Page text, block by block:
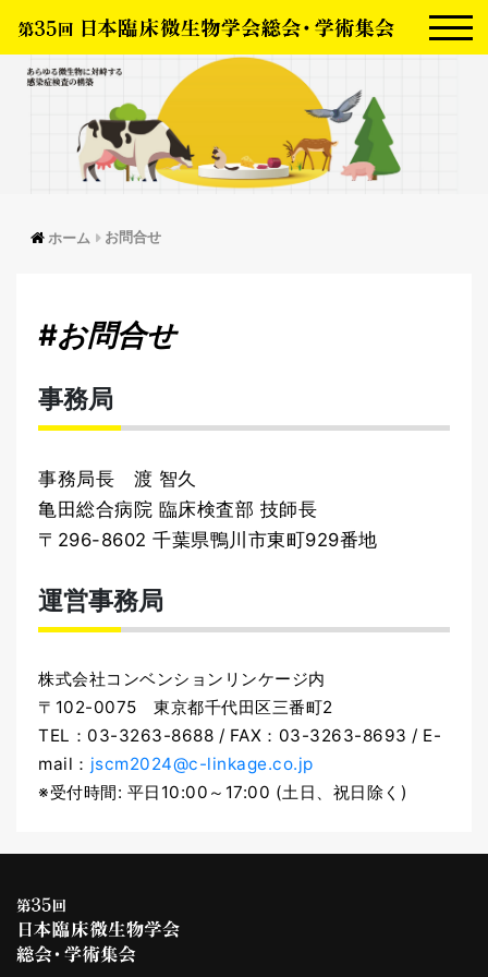
ホーム お問合せ
#お問合せ
事務局
事務局長 渡 智久
亀田総合病院 臨床検査部 技師長
〒296-8602 千葉県鴨川市東町929番地
運営事務局
株式会社コンベンションリンケージ内
〒102-0075 東京都千代田区三番町2
TEL：03-3263-8688 / FAX：03-3263-8693 / E-
mail： jscm2024@c-linkage.co.jp
※受付時間: 平日10:00～17:00 (土日、祝日除く)